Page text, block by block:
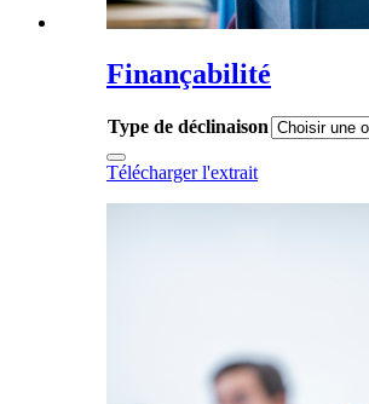
Finançabilité
Type de déclinaison
Télécharger l'extrait